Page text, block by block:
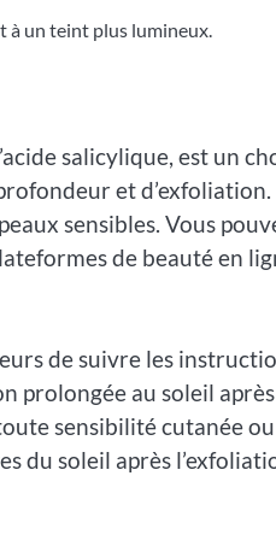
un teint plus lumineux.
salicylique, est un
et d’exfoliation.
sensibles. Vous
de beauté en
de suivre les
prolongée au soleil après
sensibilité cutanée ou
du soleil après